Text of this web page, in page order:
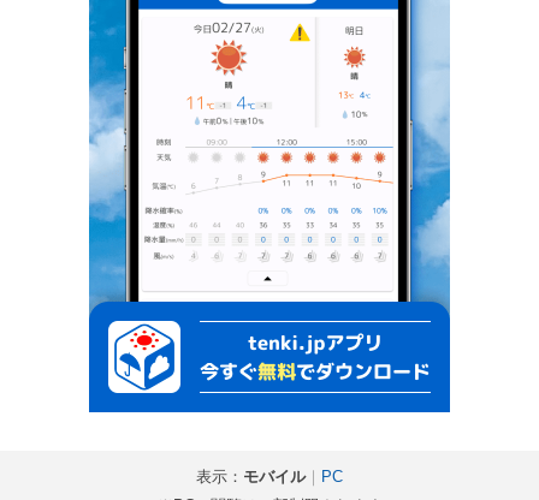
表示： モバイル｜
PC